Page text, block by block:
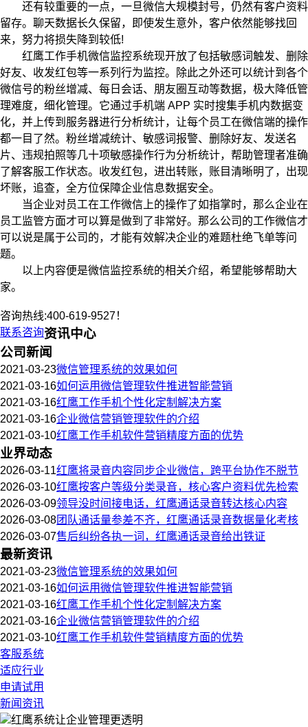
还有较重要的一点，一旦微信大规模封号，仍然有客户资料
留存。聊天数据长久保留，即使发生意外，客户依然能够找回
来，努力将损失降到较低!
红鹰工作手机微信监控系统现开放了包括敏感词触发、删除
好友、收发红包等一系列行为监控。除此之外还可以统计到各个
微信号的粉丝增减、每日会话、朋友圈互动等数据，极大降低管
理难度，细化管理。它通过手机端 APP 实时搜集手机内数据变
化，并上传到服务器进行分析统计，让每个员工在微信端的操作
都一目了然。粉丝增减统计、敏感词报警、删除好友、发送名
片、违规拍照等几十项敏感操作行为分析统计，帮助管理者准确
了解客服工作状态。收发红包，进出转账，账目清晰明了，出现
坏账，追查，全方位保障企业信息数据安全。
当企业对员工在工作微信上的操作了如指掌时，那么企业在
员工监管方面才可以算是做到了非常好。那么公司的工作微信才
可以说是属于公司的，才能有效解决企业的难题杜绝飞单等问
题。
以上内容便是微信监控系统的相关介绍，希望能够帮助大
家。
咨询热线:400-619-9527！
联系咨询资讯中心
公司新闻
2021-03-23微信管理系统的效果如何
2021-03-16如何运用微信管理软件推进智能营销
2021-03-16红鹰工作手机个性化定制解决方案
2021-03-16企业微信营销管理软件的介绍
2021-03-10红鹰工作手机软件营销精度方面的优势
业界动态
2026-03-11红鹰将录音内容同步企业微信，跨平台协作不脱节
2026-03-10红鹰按客户等级分类录音，核心客户资料优先检索
2026-03-09领导没时间接电话，红鹰通话录音转达核心内容
2026-03-08团队通话量参差不齐，红鹰通话录音数据量化考核
2026-03-07售后纠纷各执一词，红鹰通话录音给出铁证
最新资讯
2021-03-23微信管理系统的效果如何
2021-03-16如何运用微信管理软件推进智能营销
2021-03-16红鹰工作手机个性化定制解决方案
2021-03-16企业微信营销管理软件的介绍
2021-03-10红鹰工作手机软件营销精度方面的优势
客服系统
适应行业
申请试用
新闻资讯
红鹰系统让企业管理更透明